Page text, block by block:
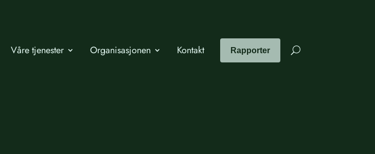
Våre tjenester Organisasjonen Kontakt Rapporter